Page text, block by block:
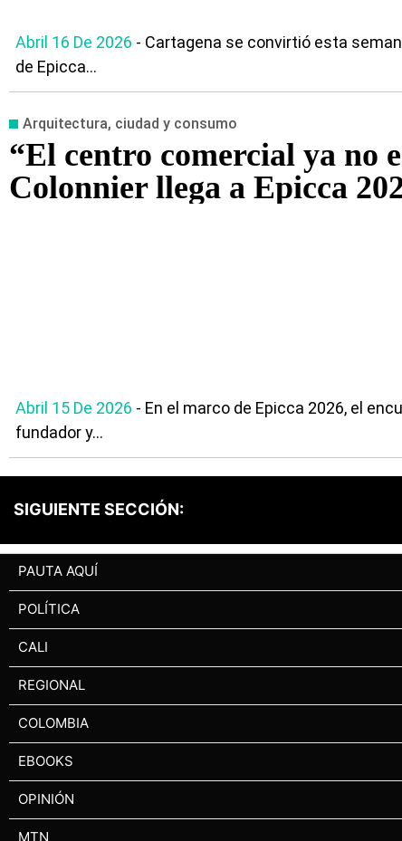
Abril 16 De 2026 - Cartagena se convirtió esta
de Epicca...
Arquitectura, ciudad y consumo
“El centro comercial ya no
Colonnier llega a Epicca
Abril 15 De 2026 - En el marco de Epicca 2026, el
fundador y...
SIGUIENTE SECCIÓN:
PAUTA AQUÍ
POLÍTICA
CALI
REGIONAL
COLOMBIA
EBOOKS
OPINIÓN
MTN